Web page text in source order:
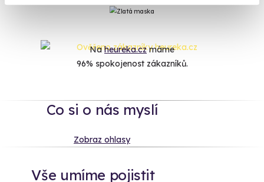
Naheureka.czmáme
96% spokojenost zákazníků.
Co si o nás myslí
Zobraz ohlasy
Vše umíme pojistit